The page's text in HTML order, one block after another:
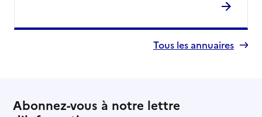
Tous les annuaires
Abonnez-vous à notre lettre